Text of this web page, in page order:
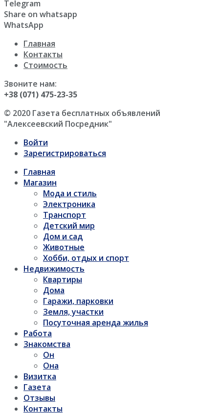
Telegram
Share on whatsapp
WhatsApp
Главная
Контакты
Стоимость
Звоните нам:
+38 (071) 475-23-35
© 2020 Газета бесплатных объявлений
"Алексеевский Посредник"
Войти
Зарегистрироваться
Главная
Магазин
Мода и стиль
Электроника
Транспорт
Детский мир
Дом и сад
Животные
Хобби, отдых и спорт
Недвижимость
Квартиры
Дома
Гаражи, парковки
Земля, участки
Посуточная аренда жилья
Работа
Знакомства
Он
Она
Визитка
Газета
Отзывы
Контакты